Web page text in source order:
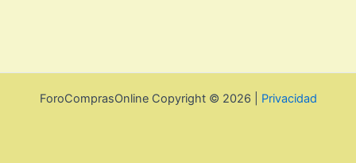
ForoComprasOnline Copyright © 2026 | Privacidad